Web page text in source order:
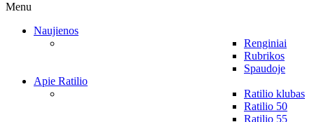
Menu
Naujienos
Renginiai
Rubrikos
Spaudoje
Apie Ratilio
Ratilio klubas
Ratilio 50
Ratilio 55